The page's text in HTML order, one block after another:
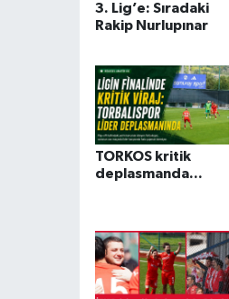
3. Lig’e: Sıradaki
Rakip Nurlupınar
TORKOS kritik
deplasmanda...